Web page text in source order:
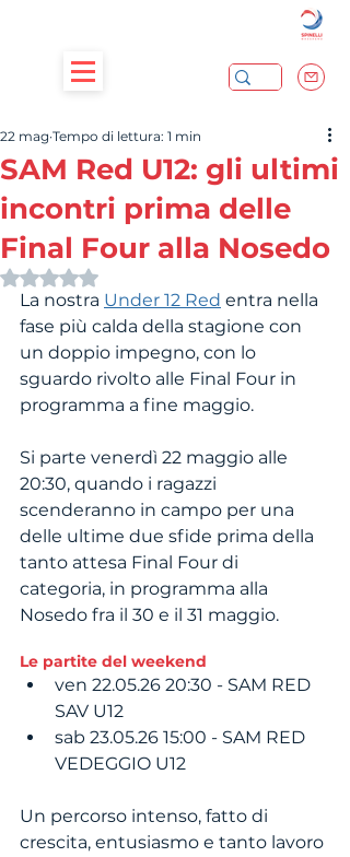
SAM Red U12: gli ultimi
incontri prima delle
Final Four alla Nosedo
22 mag Tempo di lettura: 1 min
Valutazione NaN stelle su 5.
La nostra Under 12 Red entra nella
fase più calda della stagione con
un doppio impegno, con lo
sguardo rivolto alle Final Four in
programma a fine maggio.
Si parte venerdì 22 maggio alle
20:30, quando i ragazzi
scenderanno in campo per una
delle ultime due sfide prima della
tanto attesa Final Four di
categoria, in programma alla
Nosedo fra il 30 e il 31 maggio.
Le partite del weekend
ven 22.05.26 20:30 - SAM RED
SAV U12
sab 23.05.26 15:00 - SAM RED
VEDEGGIO U12
Un percorso intenso, fatto di
crescita, entusiasmo e tanto lavoro